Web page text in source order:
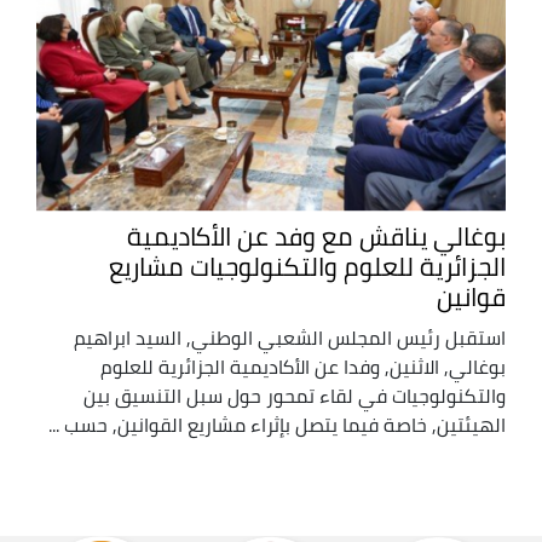
بوغالي يناقش مع وفد عن الأكاديمية
الجزائرية للعلوم والتكنولوجيات مشاريع
قوانين
استقبل رئيس المجلس الشعبي الوطني, السيد ابراهيم
بوغالي, الاثنين, وفدا عن الأكاديمية الجزائرية للعلوم
والتكنولوجيات في لقاء تمحور حول سبل التنسيق بين
الهيئتين, خاصة فيما يتصل بإثراء مشاريع القوانين, حسب ...